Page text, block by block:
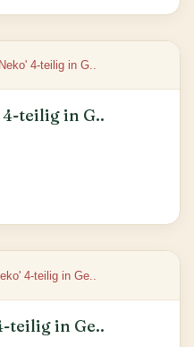
4-teilig in G..
teilig in Ge..